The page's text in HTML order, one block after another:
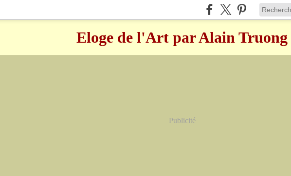
Eloge de l'Art par Alain Truong
Publicité